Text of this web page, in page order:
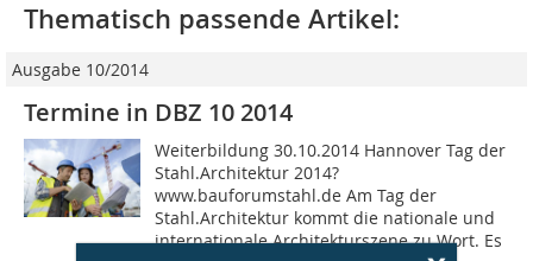
Thematisch passende Artikel:
Ausgabe 10/2014
Termine in DBZ 10 2014
Weiterbildung 30.10.2014 Hannover Tag der
Stahl.Architektur 2014?
www.bauforumstahl.de Am Tag der
Stahl.Architektur kommt die nationale und
internationale Architekturszene zu Wort. Es